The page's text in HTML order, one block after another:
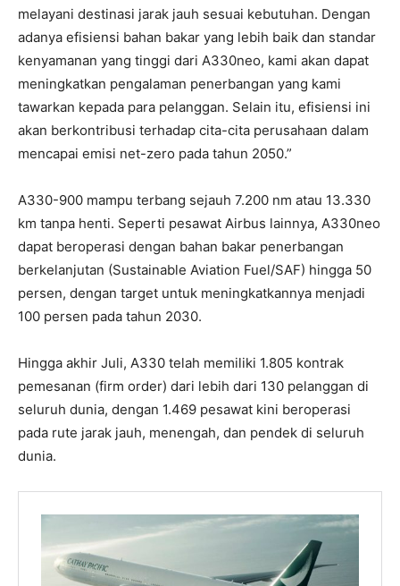
melayani destinasi jarak jauh sesuai kebutuhan. Dengan
adanya efisiensi bahan bakar yang lebih baik dan standar
kenyamanan yang tinggi dari A330neo, kami akan dapat
meningkatkan pengalaman penerbangan yang kami
tawarkan kepada para pelanggan. Selain itu, efisiensi ini
akan berkontribusi terhadap cita-cita perusahaan dalam
mencapai emisi net-zero pada tahun 2050.”
A330-900 mampu terbang sejauh 7.200 nm atau 13.330
km tanpa henti. Seperti pesawat Airbus lainnya, A330neo
dapat beroperasi dengan bahan bakar penerbangan
berkelanjutan (Sustainable Aviation Fuel/SAF) hingga 50
persen, dengan target untuk meningkatkannya menjadi
100 persen pada tahun 2030.
Hingga akhir Juli, A330 telah memiliki 1.805 kontrak
pemesanan (firm order) dari lebih dari 130 pelanggan di
seluruh dunia, dengan 1.469 pesawat kini beroperasi
pada rute jarak jauh, menengah, dan pendek di seluruh
dunia.